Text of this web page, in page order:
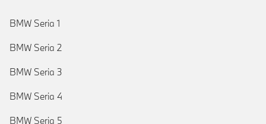
BMW Seria 1
BMW Seria 2
BMW Seria 3
BMW Seria 4
BMW Seria 5